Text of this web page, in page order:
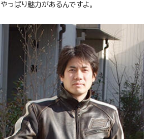
っぱり魅力があるんですよ。